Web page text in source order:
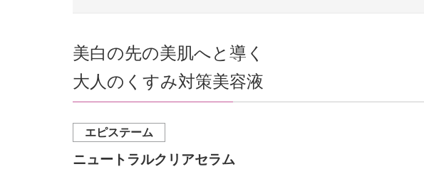
美白の先の美肌へと導く
大人のくすみ対策美容液
エピステーム
ニュートラルクリアセラム